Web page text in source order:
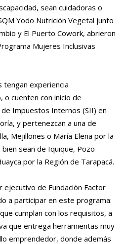
sean cuidadoras o
Yodo Nutrición Vegetal junto
y El Puerto Cowork, abrieron
Mujeres Inclusivas
tengan experiencia
o cuenten con inicio de
Impuestos Internos (SII) en
y pertenezcan a una de
Mejillones o María Elena por la
sean de Iquique, Pozo
por la Región de Tarapacá.
de Fundación Factor
a participar en este programa:
cumplan con los requisitos, a
que entrega herramientas muy
emprendedor, donde además